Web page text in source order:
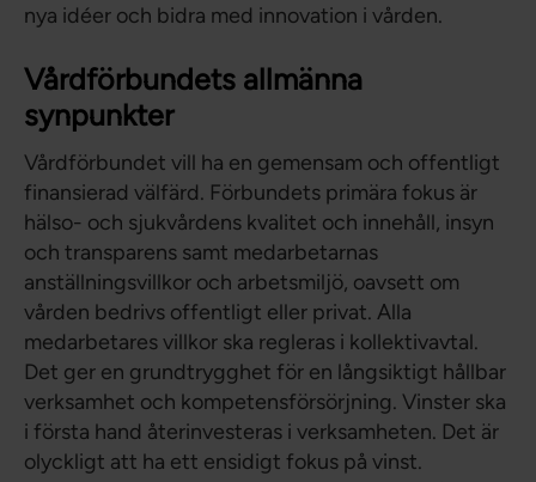
nya idéer och bidra med innovation i vården.
Vårdförbundets allmänna
synpunkter
Vårdförbundet vill ha en gemensam och offentligt
finansierad välfärd. Förbundets primära fokus är
hälso- och sjukvårdens kvalitet och innehåll, insyn
och transparens samt medarbetarnas
anställningsvillkor och arbetsmiljö, oavsett om
vården bedrivs offentligt eller privat. Alla
medarbetares villkor ska regleras i kollektivavtal.
Det ger en grundtrygghet för en långsiktigt hållbar
verksamhet och kompetensförsörjning. Vinster ska
i första hand återinvesteras i verksamheten. Det är
olyckligt att ha ett ensidigt fokus på vinst.